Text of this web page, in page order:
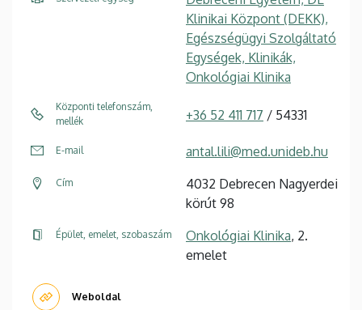
Klinikai Központ (DEKK),
Egészségügyi Szolgáltató
Egységek, Klinikák,
Onkológiai Klinika
Központi telefonszám,
mellék
+36 52 411 717 / 54331
E-mail antal.lili@med.unideb.hu
Cím
4032 Debrecen Nagyerdei
körút 98
Épület, emelet, szobaszám Onkológiai Klinika, 2.
emelet
Weboldal